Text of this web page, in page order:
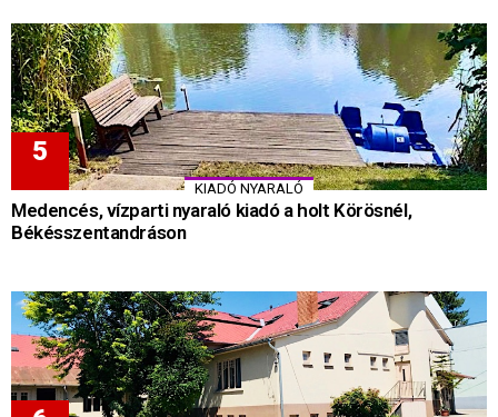
KIADÓ NYARALÓ
Medencés, vízparti nyaraló kiadó a holt Körösnél,
Békésszentandráson